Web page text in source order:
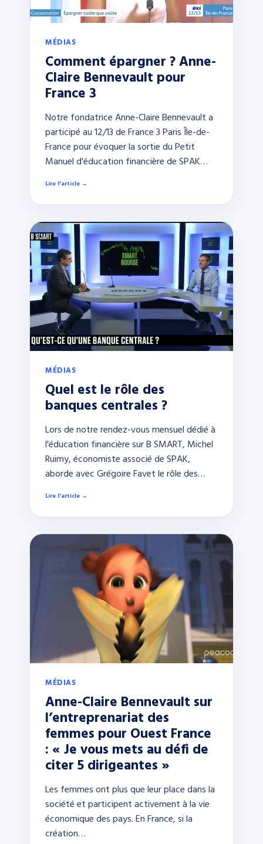
MÉDIAS
Comment épargner ? Anne-
Claire Bennevault pour
France 3
Notre fondatrice Anne-Claire Bennevault a
participé au 12/13 de France 3 Paris Île-de-
France pour évoquer la sortie du Petit
Manuel d'éducation financière de SPAK…
Lire l’article →
MÉDIAS
Quel est le rôle des
banques centrales ?
Lors de notre rendez-vous mensuel dédié à
l'éducation financière sur B SMART, Michel
Ruimy, économiste associé de SPAK,
aborde avec Grégoire Favet le rôle des…
Lire l’article →
MÉDIAS
Anne-Claire Bennevault sur
l’entreprenariat des
femmes pour Ouest France
: « Je vous mets au défi de
citer 5 dirigeantes »
Les femmes ont plus que leur place dans la
société et participent activement à la vie
économique des pays. En France, si la
création…